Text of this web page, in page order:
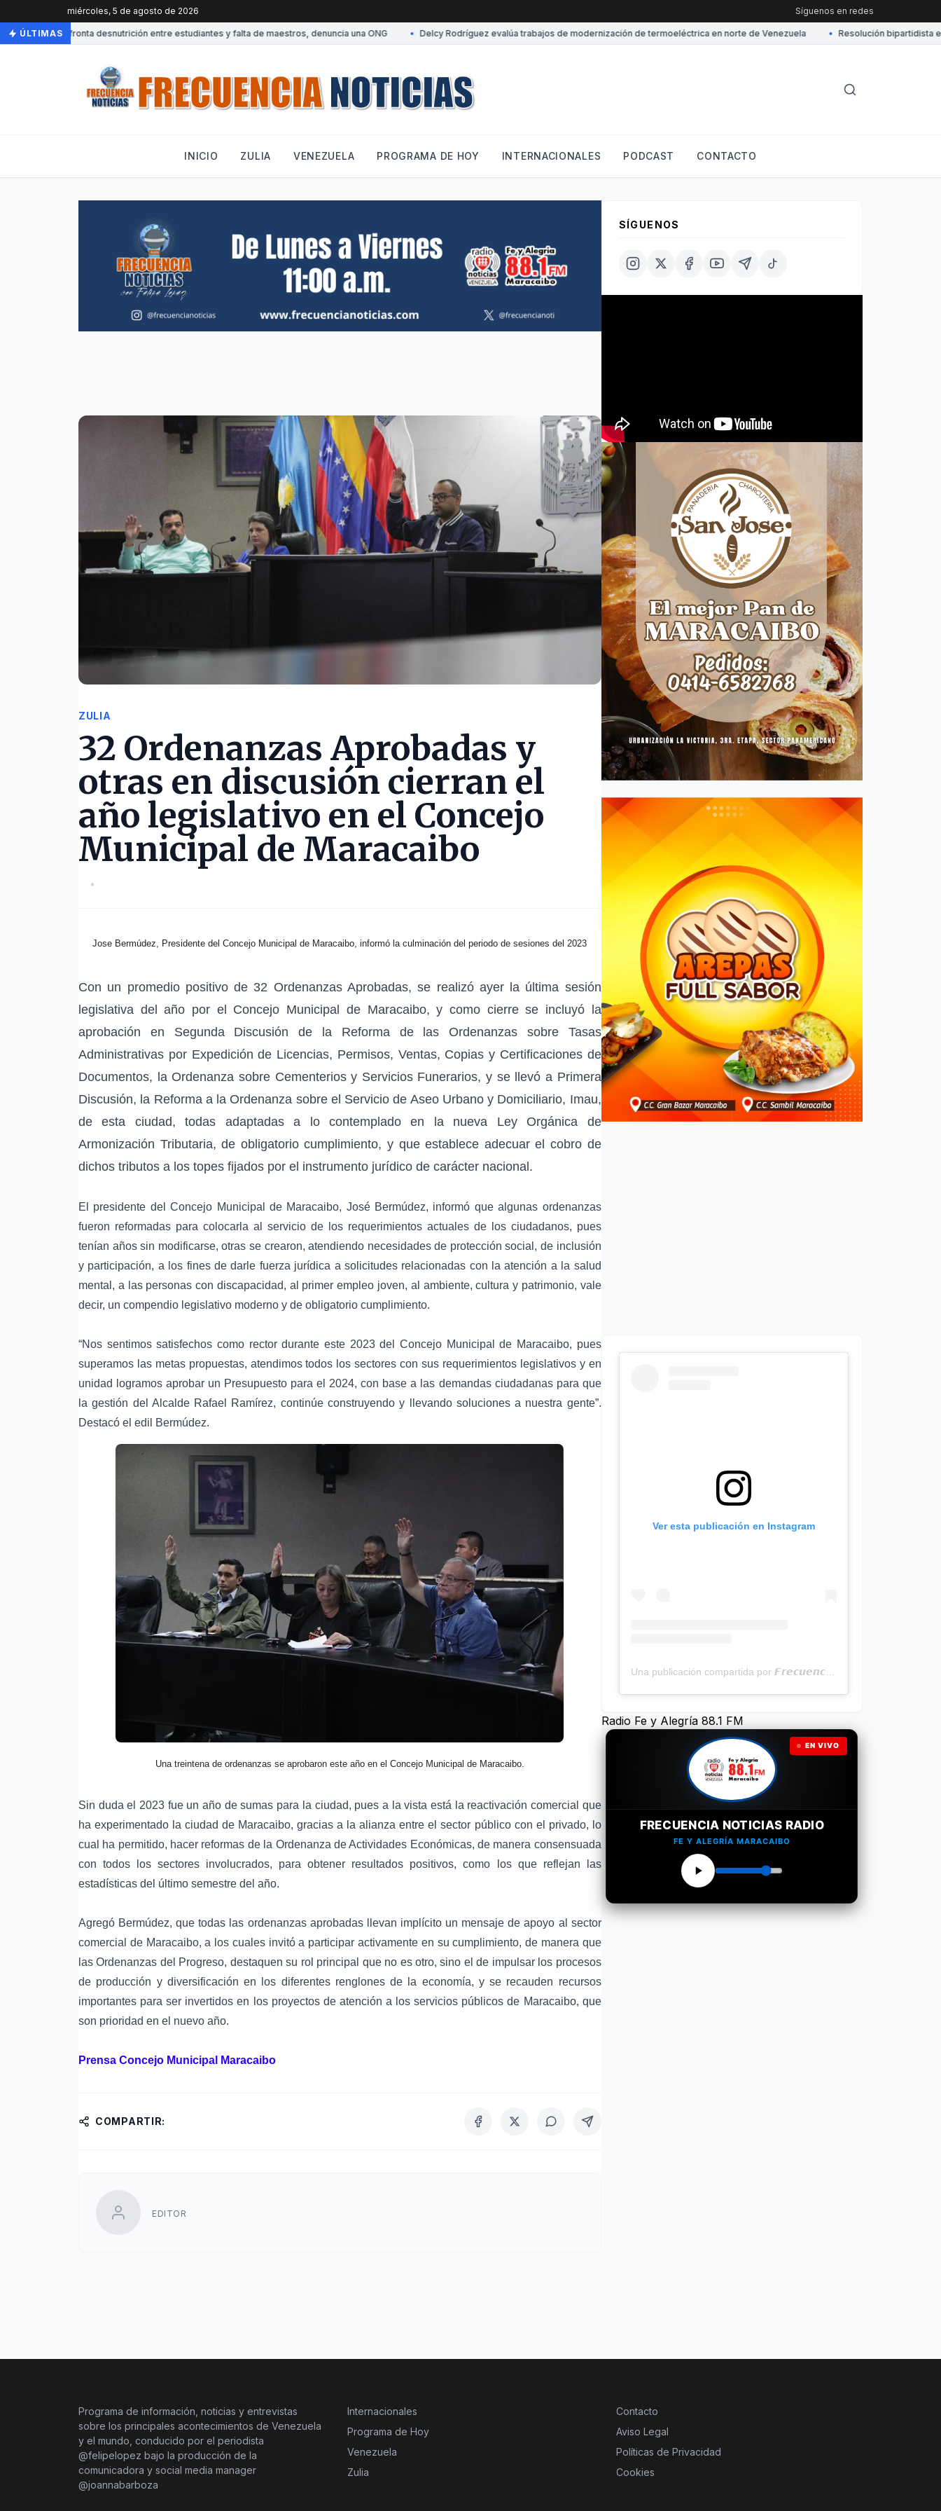
miércoles, 5 de agosto de 2026 Síguenos en redes
ÚLTIMAS
Venezuela afronta desnutrición entre estudiantes y falta de maestros, denuncia una ONG Delcy Rodríguez evalúa trabajos de modernización de termoeléctrica en norte de Venezuela Resolución bipartidista en
INICIO ZULIA VENEZUELA PROGRAMA DE HOY INTERNACIONALES PODCAST CONTACTO
ZULIA
32 Ordenanzas Aprobadas y
otras en discusión cierran el
año legislativo en el Concejo
Municipal de Maracaibo
•
Jose Bermúdez, Presidente del Concejo Municipal de Maracaibo, informó la culminación del periodo de sesiones del 2023
Con un promedio positivo de 32 Ordenanzas Aprobadas, se realizó ayer la última sesión
legislativa del año por el Concejo Municipal de Maracaibo, y como cierre se incluyó la
aprobación en Segunda Discusión de la Reforma de las Ordenanzas sobre Tasas
Administrativas por Expedición de Licencias, Permisos, Ventas, Copias y Certificaciones de
Documentos, la Ordenanza sobre Cementerios y Servicios Funerarios, y se llevó a Primera
Discusión, la Reforma a la Ordenanza sobre el Servicio de Aseo Urbano y Domiciliario, Imau,
de esta ciudad, todas adaptadas a lo contemplado en la nueva Ley Orgánica de
Armonización Tributaria, de obligatorio cumplimiento, y que establece adecuar el cobro de
dichos tributos a los topes fijados por el instrumento jurídico de carácter nacional.
El presidente del Concejo Municipal de Maracaibo, José Bermúdez, informó que algunas ordenanzas
fueron reformadas para colocarla al servicio de los requerimientos actuales de los ciudadanos, pues
tenían años sin modificarse, otras se crearon, atendiendo necesidades de protección social, de inclusión
y participación, a los fines de darle fuerza jurídica a solicitudes relacionadas con la atención a la salud
mental, a las personas con discapacidad, al primer empleo joven, al ambiente, cultura y patrimonio, vale
decir, un compendio legislativo moderno y de obligatorio cumplimiento.
“Nos sentimos satisfechos como rector durante este 2023 del Concejo Municipal de Maracaibo, pues
superamos las metas propuestas, atendimos todos los sectores con sus requerimientos legislativos y en
unidad logramos aprobar un Presupuesto para el 2024, con base a las demandas ciudadanas para que
la gestión del Alcalde Rafael Ramírez, continúe construyendo y llevando soluciones a nuestra gente”.
Destacó el edil Bermúdez.
Una treintena de ordenanzas se aprobaron este año en el Concejo Municipal de Maracaibo.
Sin duda el 2023 fue un año de sumas para la ciudad, pues a la vista está la reactivación comercial que
ha experimentado la ciudad de Maracaibo, gracias a la alianza entre el sector público con el privado, lo
cual ha permitido, hacer reformas de la Ordenanza de Actividades Económicas, de manera consensuada
con todos los sectores involucrados, para obtener resultados positivos, como los que reflejan las
estadísticas del último semestre del año.
Agregó Bermúdez, que todas las ordenanzas aprobadas llevan implícito un mensaje de apoyo al sector
comercial de Maracaibo, a los cuales invitó a participar activamente en su cumplimiento, de manera que
las Ordenanzas del Progreso, destaquen su rol principal que no es otro, sino el de impulsar los procesos
de producción y diversificación en los diferentes renglones de la economía, y se recauden recursos
importantes para ser invertidos en los proyectos de atención a los servicios públicos de Maracaibo, que
son prioridad en el nuevo año.
Prensa Concejo Municipal Maracaibo
COMPARTIR:
EDITOR
SÍGUENOS
Ver esta publicación en Instagram
Una publicación compartida por 𝙁𝙧𝙚𝙘𝙪𝙚𝙣𝙘𝙞𝙖 𝙉𝙤𝙩𝙞𝙘𝙞𝙖𝙨 | Programa Radial (@frecuencianoticias)
Radio Fe y Alegría 88.1 FM
EN VIVO
FRECUENCIA NOTICIAS RADIO
FE Y ALEGRÍA MARACAIBO
Programa de información, noticias y entrevistas
sobre los principales acontecimientos de Venezuela
y el mundo, conducido por el periodista
@felipelopez bajo la producción de la
comunicadora y social media manager
@joannabarboza
Internacionales
Programa de Hoy
Venezuela
Zulia
Contacto
Aviso Legal
Políticas de Privacidad
Cookies